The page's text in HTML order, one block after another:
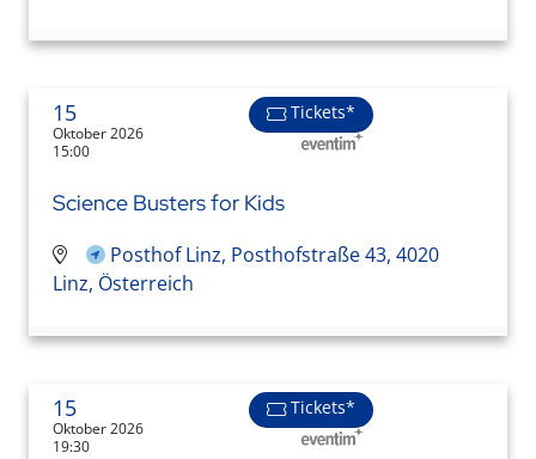
15
Oktober 2026
15:00
Tickets*
Science Busters for Kids
Posthof Linz, Posthofstraße 43, 4020
Linz, Österreich
15
Oktober 2026
19:30
Tickets*